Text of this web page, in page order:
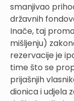
smanjivao
državnih
Inače, taj
mišljenju)
rezervacije je
time što se
prijašnjih
dionica i udjela